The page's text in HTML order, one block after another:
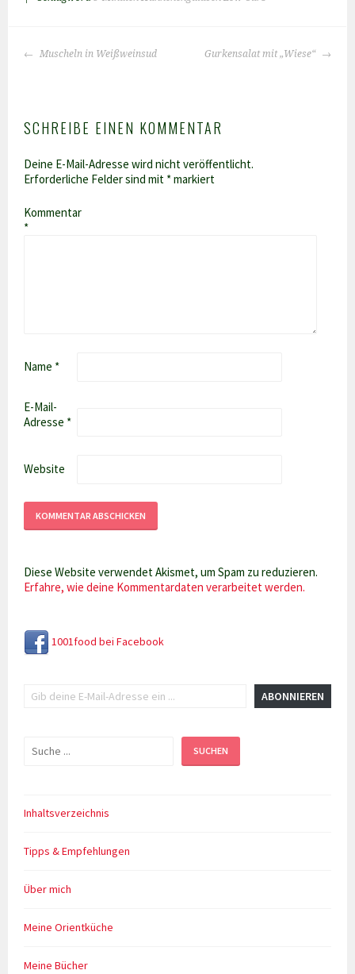
BEITRAGS-
Muscheln in Weißweinsud Gurkensalat mit „Wiese“
SCHREIBE EINEN KOMMENTAR
Deine E-Mail-Adresse wird nicht veröffentlicht.
Erforderliche Felder sind mit *markiert
Kommentar
*
Name *
E-Mail-
Adresse *
Website
Diese Website verwendet Akismet, um Spam zu reduzieren.
Erfahre, wie deine Kommentardaten verarbeitet werden.
1001food bei Facebook
ABONNIEREN
Suchen SUCHEN
Inhaltsverzeichnis
Tipps & Empfehlungen
Über mich
Meine Orientküche
Meine Bücher